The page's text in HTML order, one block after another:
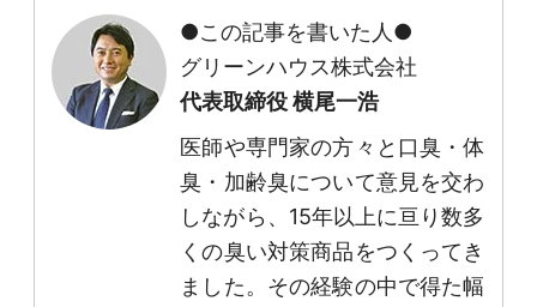
●この記事を書いた人●
グリーンハウス株式会社
代表取締役 横尾一浩
医師や専門家の方々と口臭・体
臭・加齢臭について意見を交わ
しながら、15年以上に亘り数多
くの臭い対策商品をつくってき
ました。その経験の中で得た幅